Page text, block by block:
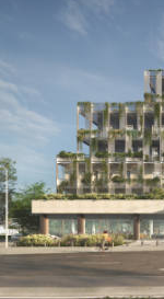
Bart |
Maître
Myah